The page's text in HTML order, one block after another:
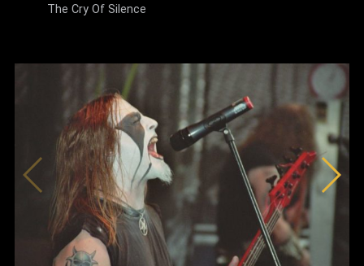
The Cry Of Silence